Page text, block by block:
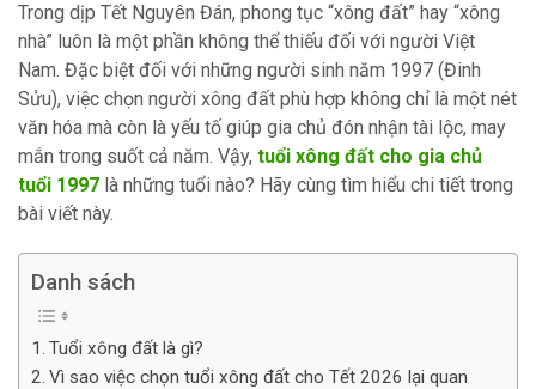
Trong dịp Tết Nguyên Đán, phong tục “xông đất” hay “xông
nhà” luôn là một phần không thể thiếu đối với người Việt
Nam. Đặc biệt đối với những người sinh năm 1997 (Đinh
Sửu), việc chọn người xông đất phù hợp không chỉ là một nét
văn hóa mà còn là yếu tố giúp gia chủ đón nhận tài lộc, may
mắn trong suốt cả năm. Vậy, tuổi xông đất cho gia chủ
tuổi 1997 là những tuổi nào? Hãy cùng tìm hiểu chi tiết trong
bài viết này.
Danh sách
Tuổi xông đất là gì?
Vì sao việc chọn tuổi xông đất cho Tết 2026 lại quan